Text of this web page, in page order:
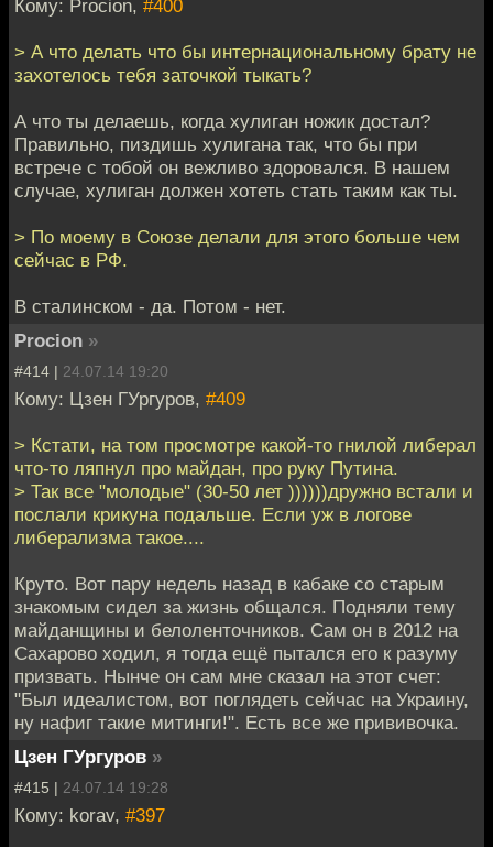
Кому: Procion, #400
> А что делать что бы интернациональному брату не
захотелось тебя заточкой тыкать?
А что ты делаешь, когда хулиган ножик достал?
Правильно, пиздишь хулигана так, что бы при
встрече с тобой он вежливо здоровался. В нашем
случае, хулиган должен хотеть стать таким как ты.
> По моему в Союзе делали для этого больше чем
сейчас в РФ.
В сталинском - да. Потом - нет.
Procion »
#414 | 24.07.14 19:20
Кому: Цзен ГУргуров, #409
> Кстати, на том просмотре какой-то гнилой либерал
что-то ляпнул про майдан, про руку Путина.
> Так все "молодые" (30-50 лет ))))))дружно встали и
послали крикуна подальше. Если уж в логове
либерализма такое....
Круто. Вот пару недель назад в кабаке со старым
знакомым сидел за жизнь общался. Подняли тему
майданщины и белоленточников. Сам он в 2012 на
Сахарово ходил, я тогда ещё пытался его к разуму
призвать. Нынче он сам мне сказал на этот счет:
"Был идеалистом, вот поглядеть сейчас на Украину,
ну нафиг такие митинги!". Есть все же прививочка.
Цзен ГУргуров »
#415 | 24.07.14 19:28
Кому: korav, #397